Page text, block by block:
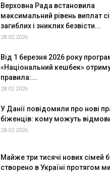
Верховна Рада встановила
максимальний рівень виплат
загиблих і зниклих безвісти...
28.02.2026
Від 1 березня 2026 року
«Національний кешбек»
правила:...
28.02.2026
У Данії повідомили про нові
біженців: кому можуть
28.02.2026
Майже три тисячі нових сімей
створено в Україні протягом